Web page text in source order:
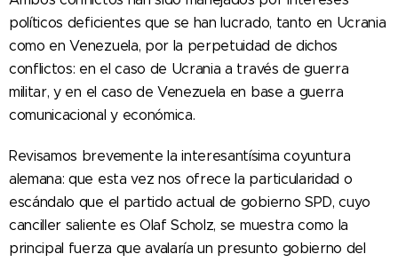
políticos deficientes que se han lucrado, tanto en Ucrania
como en Venezuela, por la perpetuidad de dichos
conflictos: en el caso de Ucrania a través de guerra
militar, y en el caso de Venezuela en base a guerra
comunicacional y económica.
Revisamos brevemente la interesantísima coyuntura
alemana: que esta vez nos ofrece la particularidad o
escándalo que el partido actual de gobierno SPD, cuyo
canciller saliente es Olaf Scholz, se muestra como la
principal fuerza que avalaría un presunto gobierno del